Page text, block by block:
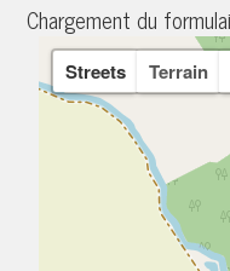
Chargement du
Streets Terrain